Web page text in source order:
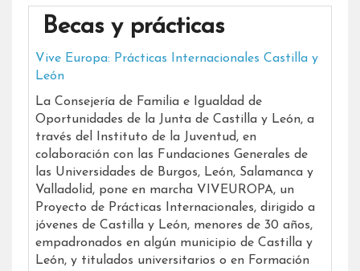
Becas y prácticas
Vive Europa: Prácticas Internacionales Castilla y
León
La Consejería de Familia e Igualdad de
Oportunidades de la Junta de Castilla y León, a
través del Instituto de la Juventud, en
colaboración con las Fundaciones Generales de
las Universidades de Burgos, León, Salamanca y
Valladolid, pone en marcha VIVEUROPA, un
Proyecto de Prácticas Internacionales, dirigido a
jóvenes de Castilla y León, menores de 30 años,
empadronados en algún municipio de Castilla y
León, y titulados universitarios o en Formación